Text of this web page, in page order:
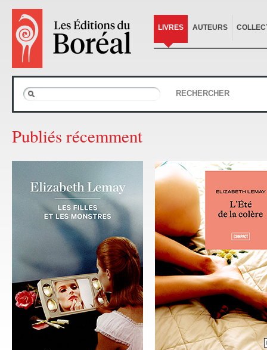
LIVRES AUTEURS
RECHERCHER
Publiés récemment